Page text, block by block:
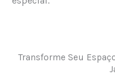
Transforme Seu